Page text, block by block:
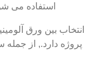
استفاده می
پروژه دارد., از